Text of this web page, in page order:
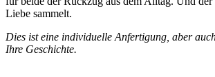
Liebe sammelt.
Dies ist eine individuelle Anfertigung, aber
Ihre Geschichte.